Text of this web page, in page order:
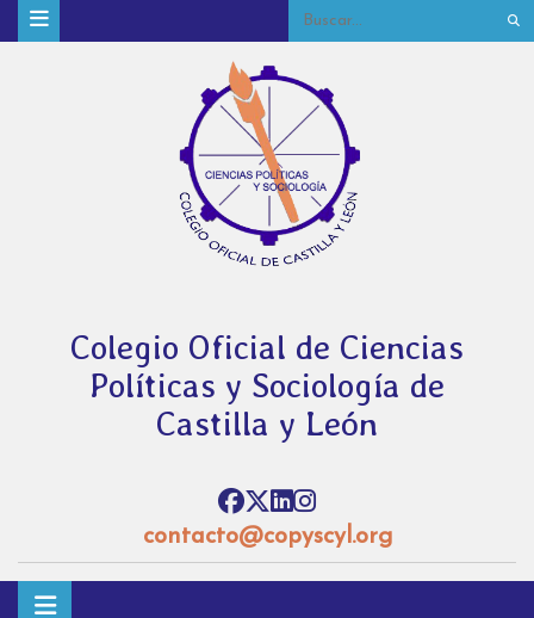
Colegio Oficial de Ciencias
Políticas y Sociología de
Castilla y León
contacto@copyscyl.org